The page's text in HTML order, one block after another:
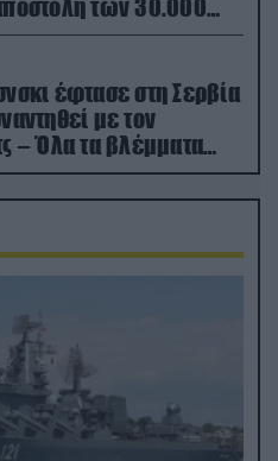
των 30.000
στη Ρωσία (βίντεο)
έφτασε στη Σερβία
με τον
με τη Ρωσία